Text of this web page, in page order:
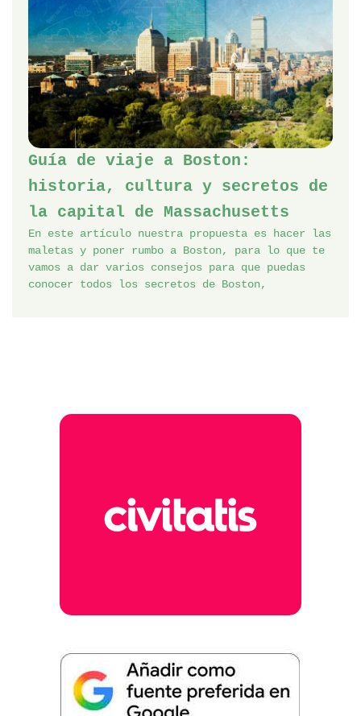
Guía de viaje a Boston:
historia, cultura y secretos de
la capital de Massachusetts
En este artículo nuestra propuesta es hacer las
maletas y poner rumbo a Boston, para lo que te
vamos a dar varios consejos para que puedas
conocer todos los secretos de Boston,